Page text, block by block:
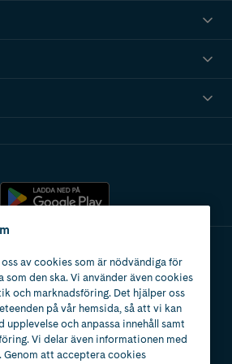
och leave-in conditioners i både sprayform
av cookies som är nödvändiga för
som den ska. Vi använder även cookies
och marknadsföring. Det hjälper oss
på vår hemsida, så att vi kan
upplevelse och anpassa innehåll samt
Vi delar även informationen med
Genom att acceptera cookies